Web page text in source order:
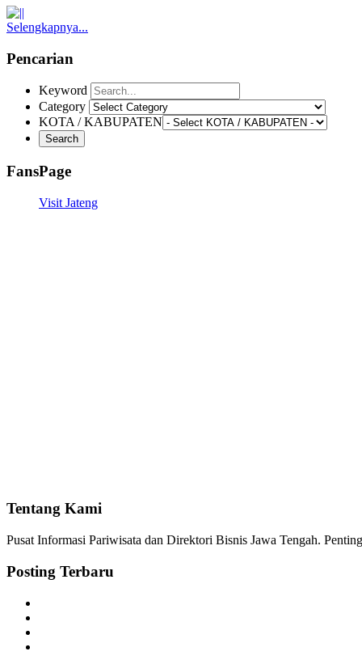
Selengkapnya...
Pencarian
Keyword
Category
KOTA / KABUPATEN
FansPage
Visit Jateng
Tentang Kami
Pusat Informasi Pariwisata dan Direktori Bisnis Jawa Tengah.
Posting Terbaru